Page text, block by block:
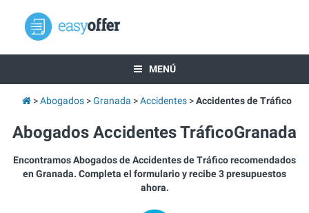
MENÚ
Abogados Granada Accidentes Accidentes de Tráfico
Abogados Accidentes TráficoGranada
Encontramos Abogados de Accidentes de Tráfico recomendados
en Granada. Completa el formulario y recibe 3 presupuestos
ahora.